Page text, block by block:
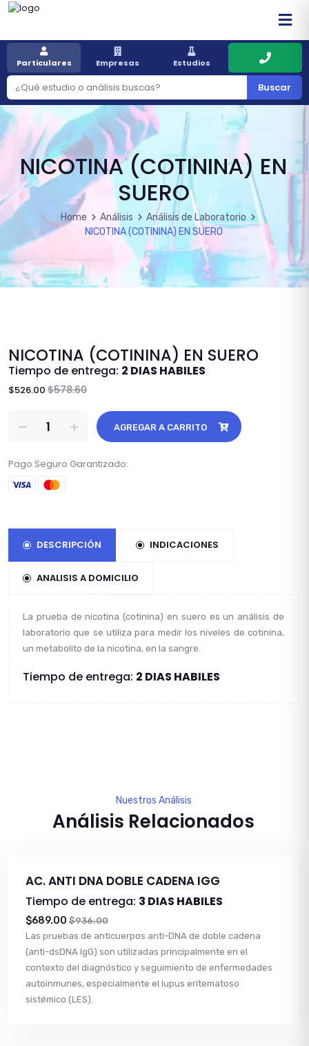
Particulares Empresas Estudios
Buscar
NICOTINA (COTININA) EN
SUERO
Home Análisis
Análisis de Laboratorio
NICOTINA (COTININA) EN SUERO
NICOTINA (COTININA) EN SUERO
Tiempo de entrega: 2 DIAS HABILES
$526.00 $578.60
AGREGAR A CARRITO
Pago Seguro Garantizado:
DESCRIPCIÓN INDICACIONES
ANALISIS A DOMICILIO
La prueba de nicotina (cotinina) en suero es un análisis de
laboratorio que se utiliza para medir los niveles de cotinina,
un metabolito de la nicotina, en la sangre.
Tiempo de entrega: 2 DIAS HABILES
Nuestros Análisis
Análisis Relacionados
AC. ANTI DNA DOBLE CADENA IGG
Tiempo de entrega: 3 DIAS HABILES
$689.00 $936.00
Las pruebas de anticuerpos anti-DNA de doble cadena
(anti-dsDNA IgG) son utilizadas principalmente en el
contexto del diagnóstico y seguimiento de enfermedades
autoinmunes, especialmente el lupus eritematoso
sistémico (LES).